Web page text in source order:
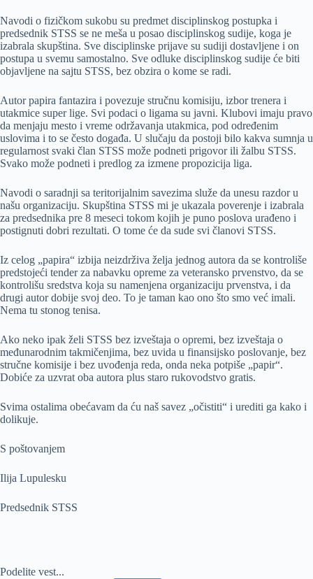
Navodi o fizičkom sukobu su predmet disciplinskog postupka i
predsednik STSS se ne meša u posao disciplinskog sudije, koga je
izabrala skupština. Sve disciplinske prijave su sudiji dostavljene i on
postupa u svemu samostalno. Sve odluke disciplinskog sudije će biti
objavljene na sajtu STSS, bez obzira o kome se radi.
Autor papira fantazira i povezuje stručnu komisiju, izbor trenera i
utakmice super lige. Svi podaci o ligama su javni. Klubovi imaju pravo
da menjaju mesto i vreme održavanja utakmica, pod određenim
uslovima i to se često događa. U slučaju da postoji bilo kakva sumnja u
regularnost svaki član STSS može podneti prigovor ili žalbu STSS.
Svako može podneti i predlog za izmene propozicija liga.
Navodi o saradnji sa teritorijalnim savezima služe da unesu razdor u
našu organizaciju. Skupština STSS mi je ukazala poverenje i izabrala
za predsednika pre 8 meseci tokom kojih je puno poslova urađeno i
postignuti dobri rezultati. O tome će da sude svi članovi STSS.
Iz celog „papira“ izbija neizdrživa želja jednog autora da se kontroliše
predstojeći tender za nabavku opreme za veteransko prvenstvo, da se
kontrolišu sredstva koja su namenjena organizaciju prvenstva, i da
drugi autor dobije svoj deo. To je taman kao ono što smo već imali.
Nema tu stonog tenisa.
Ako neko ipak želi STSS bez izveštaja o opremi, bez izveštaja o
međunarodnim takmičenjima, bez uvida u finansijsko poslovanje, bez
stručne komisije i bez uvođenja reda, onda neka potpiše „papir“.
Dobiće za uzvrat oba autora plus staro rukovodstvo gratis.
Svima ostalima obećavam da ću naš savez „očistiti“ i urediti ga kako i
dolikuje.
S poštovanjem
Ilija Lupulesku
Predsednik STSS
Podelite vest...